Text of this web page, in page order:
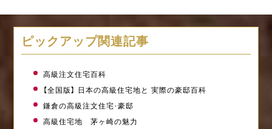
ピックアップ関連記事
高級注文住宅百科
【全国版】 日本の高級住宅地と 実際の豪邸百科
鎌倉の高級注文住宅・豪邸
高級住宅地 茅ヶ崎の魅力